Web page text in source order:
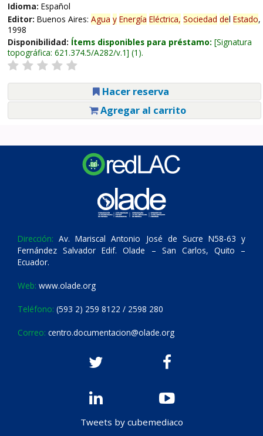
Idioma: Español
Editor: Buenos Aires: Agua y Energía Eléctrica, Sociedad del Estado,
1998
Disponibilidad: Ítems disponibles para préstamo: Signatura
topográfica: 621.374.5/A282/v.1 (1).
Hacer reserva
Agregar al carrito
Dirección: Av. Mariscal Antonio José de Sucre N58-63 y
Fernández Salvador Edif. Olade – San Carlos, Quito –
Ecuador.
Web: www.olade.org
Teléfono: (593 2) 259 8122 / 2598 280
Correo: centro.documentacion@olade.org
Tweets by cubemediaco